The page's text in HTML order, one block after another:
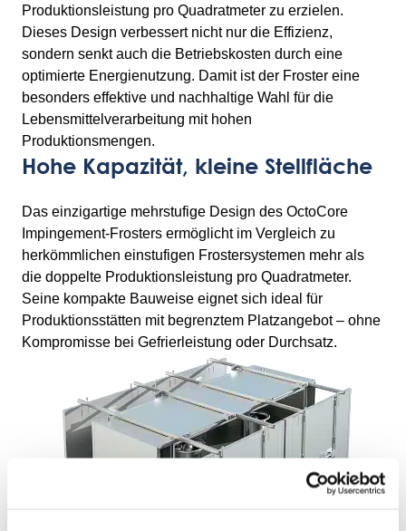
Produktionsleistung pro Quadratmeter zu erzielen.
Dieses Design verbessert nicht nur die Effizienz,
sondern senkt auch die Betriebskosten durch eine
optimierte Energienutzung. Damit ist der Froster eine
besonders effektive und nachhaltige Wahl für die
Lebensmittelverarbeitung mit hohen
Produktionsmengen.
Hohe Kapazität, kleine Stellfläche
Das einzigartige mehrstufige Design des OctoCore
Impingement-Frosters ermöglicht im Vergleich zu
herkömmlichen einstufigen Frostersystemen mehr als
die doppelte Produktionsleistung pro Quadratmeter.
Seine kompakte Bauweise eignet sich ideal für
Produktionsstätten mit begrenztem Platzangebot – ohne
Kompromisse bei Gefrierleistung oder Durchsatz.